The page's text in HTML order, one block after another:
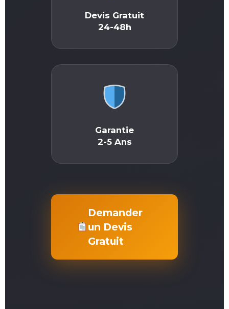
Devis Gratuit
24-48h
Garantie
2-5 Ans
Demander
un Devis
Gratuit